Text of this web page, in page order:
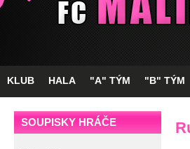
KLUB HALA "A" TÝM "B" TÝM
SOUPISKY HRÁČE